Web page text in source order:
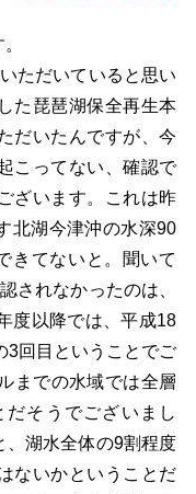
ただいていると思い
た琵琶湖保全再生本
だいたんですが、今
こってない、確認で
ざいます。これは昨
北湖今津沖の水深90
きてないと。聞いて
されなかったのは、
度以降では、平成18
3回目ということでご
までの水域では全層
そうでございまし
、湖水全体の9割程度
ないかということだ